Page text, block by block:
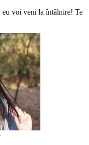
eu voi veni la întâlnire! Te